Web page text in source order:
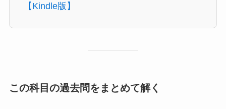
【Kindle版】
この科目の過去問をまとめて解く